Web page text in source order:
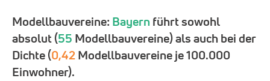
Modellbauvereine: Bayern führt sowohl
absolut (55 Modellbauvereine) als auch bei der
Dichte (0,42Modellbauvereine je 100.000
Einwohner).